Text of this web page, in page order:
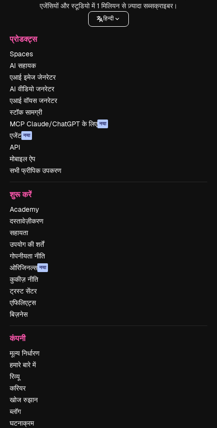
एजेंसियों और स्टूडियो में 1 मिलियन से ज़्यादा सब्सक्राइबर।
हिन्दी
प्रोडक्ट्स
Spaces
AI सहायक
एआई इमेज जेनरेटर
AI वीडियो जनरेटर
एआई वॉयस जनरेटर
स्टॉक सामग्री
MCP Claude/ChatGPT के लिए नया
एजेंट नया
API
मोबाइल ऐप
सभी फ्रीपिक उपकरण
शुरू करें
Academy
दस्तावेज़ीकरण
सहायता
उपयोग की शर्तें
गोपनीयता नीति
ओरिजिनल्स नया
कुकीज़ नीति
ट्रस्ट सेंटर
एफिलिएट्स
बिज़नेस
कंपनी
मूल्य निर्धारण
हमारे बारे में
रिव्यू
करियर
खोज रुझान
ब्लॉग
घटनाक्रम